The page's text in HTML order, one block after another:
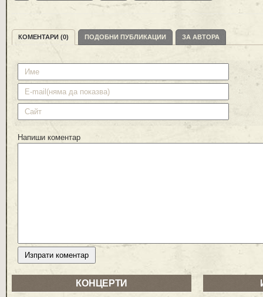
КОМЕНТАРИ (0) ПОДОБНИ ПУБЛИКАЦИИ ЗА АВТОРА
Напиши коментар
КОНЦЕРТИ